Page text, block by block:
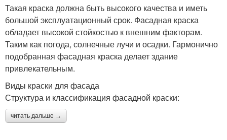
Такая краска должна быть высокого качества и иметь
большой эксплуатационный срок. Фасадная краска
обладает высокой стойкостью к внешним факторам.
Таким как погода, солнечные лучи и осадки. Гармонично
подобранная фасадная краска делает здание
привлекательным.
Виды краски для фасада
Структура и классификация фасадной краски:
читать дальше →